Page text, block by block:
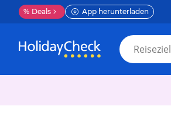
% Deals App herunterladen